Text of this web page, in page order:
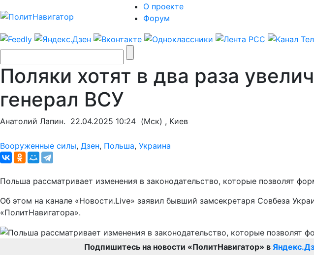
О проекте
Форум
Поляки хотят в два раза
генерал ВСУ
Анатолий Лапин. 22.04.2025 10:24 (Мск) , Киев
Вооруженные силы, Дзен, Польша, Украина
Польша рассматривает изменения в законодательство, которые позволят
Об этом на канале «Новости.Live» заявил бывший замсекретаря Совбеза
«ПолитНавигатора».
Подпишитесь на новости «ПолитНавигатор» в